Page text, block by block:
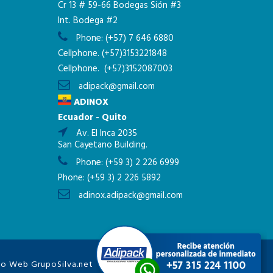
Cr 13 # 59-66 Bodegas Sión #3
Int. Bodega #2
Phone: (+57) 7 646 6880
Cellphone. (+57)3153221848
Cellphone. (+57)3152087003
adipack@gmail.com
ADINOX
Ecuador - Quito
Av. El Inca 2035
San Cayetano Building.
Phone: (+59 3) 2 226 6999
Phone: (+59 3) 2 226 5892
adinox.adipack@gmail.com
Web GrupoSilva.net